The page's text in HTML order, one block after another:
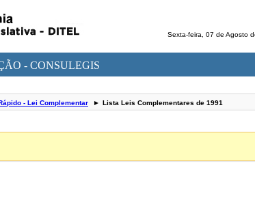
Sexta-feira, 07 de Agosto
- CONSULEGIS
- Lei Complementar ► Lista Leis Complementares de 1991